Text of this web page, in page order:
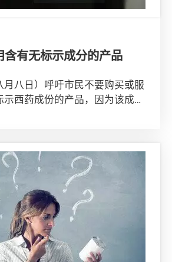
含有无标示成分的产品
月八日）呼吁市民不要购买或服
西药成份的产品，因为该成份